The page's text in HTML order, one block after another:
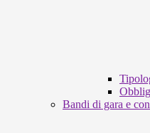
Bandi di gara e